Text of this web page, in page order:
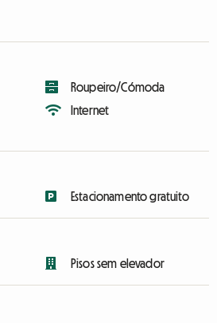
Roupeiro/Cómoda
Internet
Estacionamento gratuito
Pisos sem elevador